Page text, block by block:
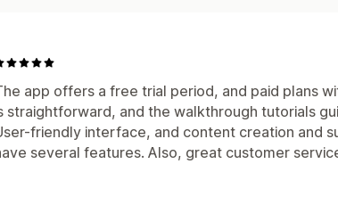
app offers a free trial period, and paid plans
straightforward, and the walkthrough tutorials
friendly interface, and content creation and
several features. Also, great customer